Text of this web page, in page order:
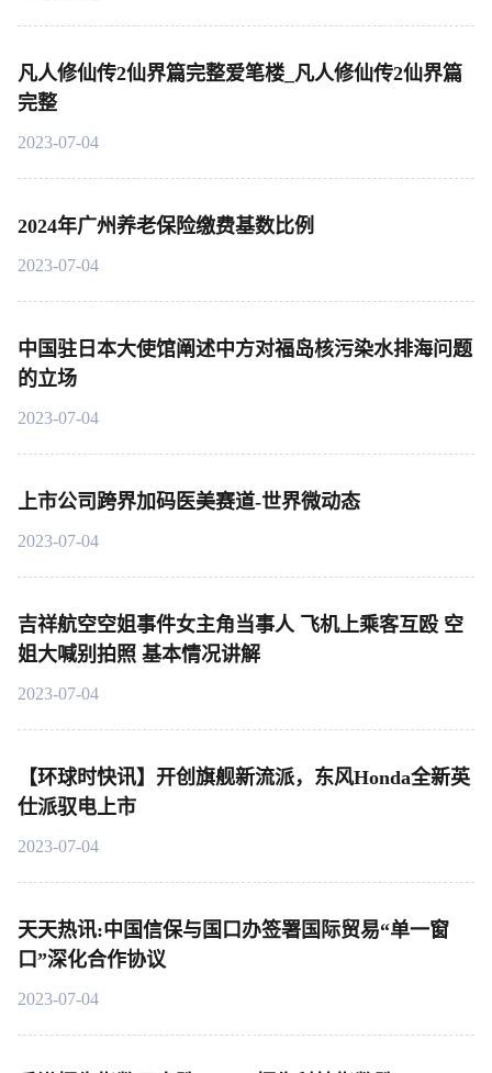
凡人修仙传2仙界篇完整爱笔楼_凡人修仙传2仙界篇
完整
2023-07-04
2024年广州养老保险缴费基数比例
2023-07-04
中国驻日本大使馆阐述中方对福岛核污染水排海问题
的立场
2023-07-04
上市公司跨界加码医美赛道-世界微动态
2023-07-04
吉祥航空空姐事件女主角当事人 飞机上乘客互殴 空
姐大喊别拍照 基本情况讲解
2023-07-04
【环球时快讯】开创旗舰新流派，东风Honda全新英
仕派驭电上市
2023-07-04
天天热讯:中国信保与国口办签署国际贸易“单一窗
口”深化合作协议
2023-07-04